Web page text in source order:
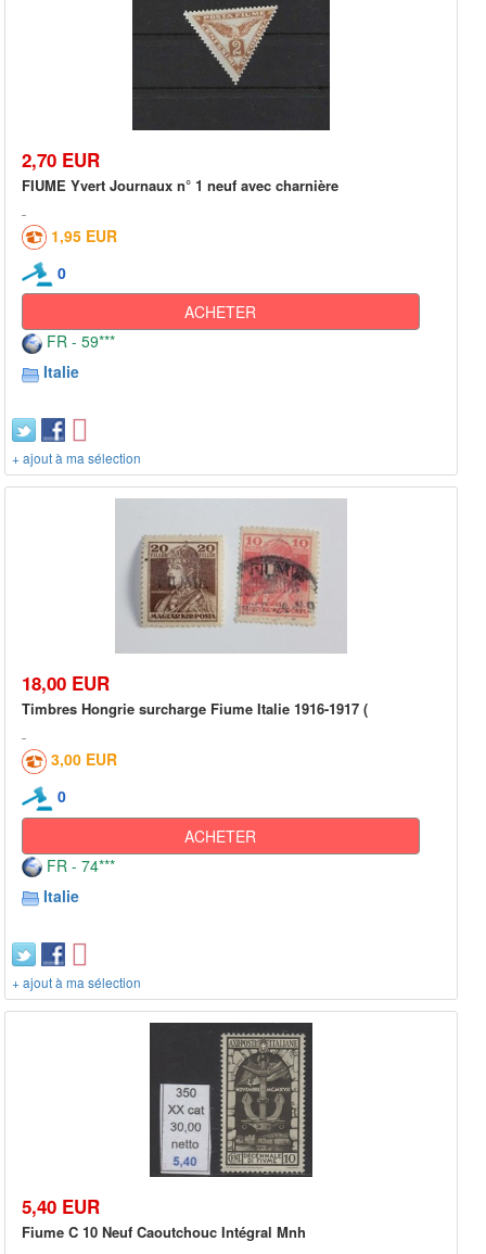
2,70 EUR
FIUME Yvert Journaux n° 1 neuf avec charnière
1,95 EUR
0
ACHETER
FR - 59***
Italie
+ ajout à ma sélection
18,00 EUR
Timbres Hongrie surcharge Fiume Italie 1916-1917 (
3,00 EUR
0
ACHETER
FR - 74***
Italie
+ ajout à ma sélection
5,40 EUR
Fiume C 10 Neuf Caoutchouc Intégral Mnh